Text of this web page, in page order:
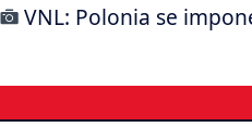
VNL: Polonia se